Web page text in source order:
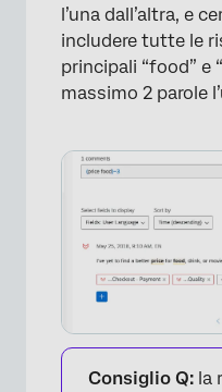
l’una dall’altra, e
includere tutte le
principali “food” e
massimo 2 parole
Consiglio Q: la